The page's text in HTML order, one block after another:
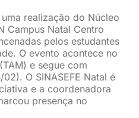
realização do Núcleo
Campus Natal Centro
pelos estudantes
O evento acontece no
e segue com
O SINASEFE Natal é
e a coordenadora
presença no